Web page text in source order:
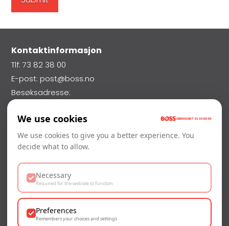
Kontaktinformasjon
Tlf: 73 82 38 00
E-post: post@boss.no
Besøksadresse:
7026 Trondheim
Vakttelefon: 33 33 00 00
Orgnr: 946 514 004
Sertifisert
Alle våre serviceteknikere er godkjent og sertifisert
gjennom Folkehelseinstituttet.
We use cookies
We use cookies to give you a better experience. You
decide what to allow.
Necessary
Required for the website to function
Preferences
Remembers your choices and settings